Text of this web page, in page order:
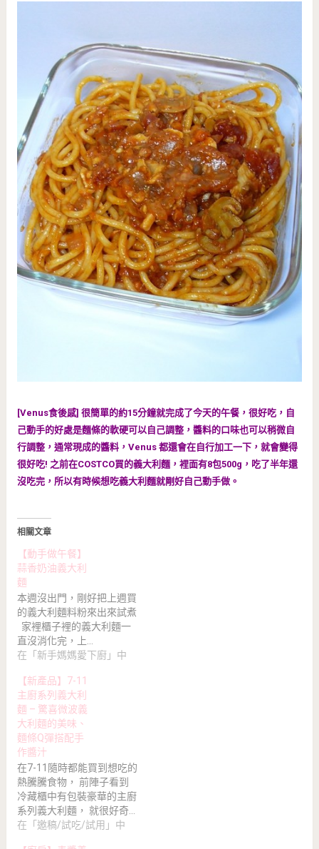
[Venus食後感] 很簡單的約15分鐘就完成了今天的午餐，很好吃，自
己動手的好處是麵條的軟硬可以自己調整，醬料的口味也可以稍微自
行調整，通常現成的醬料，Venus 都還會在自行加工一下，就會變得
很好吃! 之前在COSTCO買的義大利麵，裡面有8包500g，吃了半年還
沒吃完，所以有時候想吃義大利麵就剛好自己動手做。
相關文章
【動手做午餐】
蒜香奶油義大利
麵
本週沒出門，剛好把上週買
的義大利麵料粉來出來試煮
家裡櫃子裡的義大利麵一
直沒消化完，上…
在「新手媽媽愛下廚」中
【新產品】7-11
主廚系列義大利
麵 – 驚喜微波義
大利麵的美味、
麵條Q彈搭配手
作醬汁
在7-11隨時都能買到想吃的
熱騰騰食物， 前陣子看到
冷藏櫃中有包裝豪華的主廚
系列義大利麵， 就很好奇…
在「邀稿/試吃/試用」中